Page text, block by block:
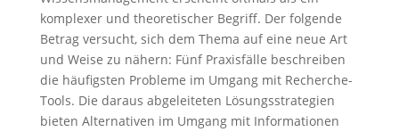
komplexer und theoretischer Begriff. Der folgende
Betrag versucht, sich dem Thema auf eine neue Art
und Weise zu nähern: Fünf Praxisfälle beschreiben
die häufigsten Probleme im Umgang mit Recherche-
Tools. Die daraus abgeleiteten Lösungsstrategien
bieten Alternativen im Umgang mit Informationen